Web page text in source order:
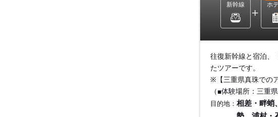
新幹線 ホ
往復新幹線と宿泊、
たツアーです。
※【三重県真珠での
（■体験場所：三重
目的地： 相差・畔蛸